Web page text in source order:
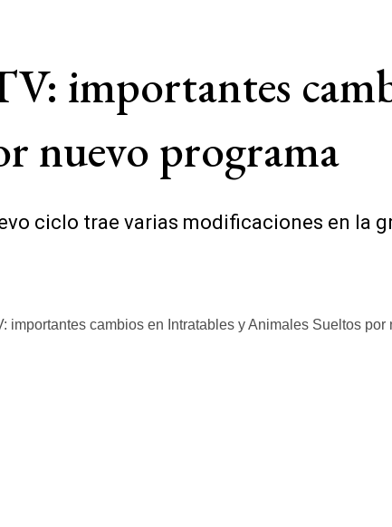
importantes
nuevo programa
ciclo trae varias modificaciones en la